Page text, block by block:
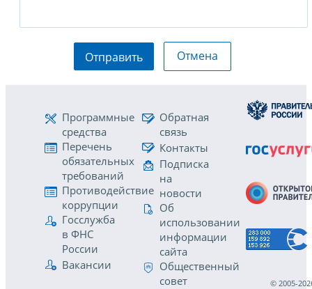
Отправить Отмена
Программные
средства
Перечень
обязательных
требований
Противодействие
коррупции
Госслужба
в ФНС
России
Вакансии
Обратная
связь
Контакты
Подписка
на
новости
Об
использовании
информации
сайта
Общественный
совет
© 2005-